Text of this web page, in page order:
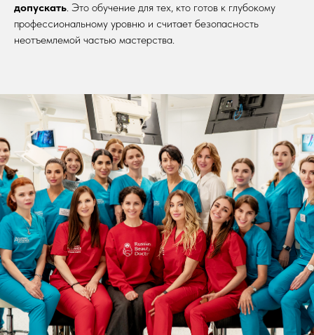
допускать. Это обучение для тех, кто готов к глубокому
профессиональному уровню и считает безопасность
неотъемлемой частью мастерства.